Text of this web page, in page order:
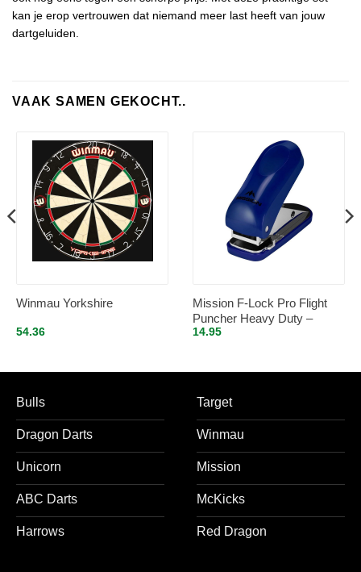
kan je erop vertrouwen dat niemand meer last heeft van jouw
dartgeluiden.
VAAK SAMEN GEKOCHT..
Winmau Yorkshire
54.36
Mission F-Lock Pro Flight
Puncher Heavy Duty –
Blauw
14.95
Bulls
Dragon Darts
Unicorn
ABC Darts
Harrows
Target
Winmau
Mission
McKicks
Red Dragon